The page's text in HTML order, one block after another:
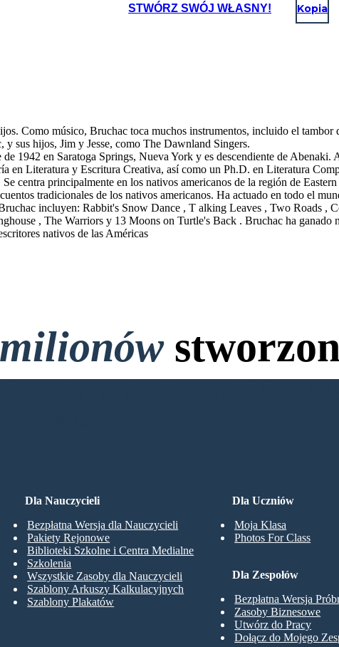
STWÓRZ SWÓJ WŁASNY! Kopia
Como músico, Bruchac toca muchos instrumentos, incluido el
y sus hijos, Jim y Jesse, como The Dawnland Singers.
1942 en Saratoga Springs, Nueva York y es descendiente de
en Literatura y Escritura Creativa, así como un Ph.D. en Literatura
centra principalmente en los nativos americanos de la región de
tradicionales de los nativos americanos. Ha actuado en todo el
incluyen: Rabbit's Snow Dance , T alking Leaves , Two Roads
, The Warriors y 13 Moons on Turtle's Back . Bruchac ha ganado
nativos de las Américas
Karty Kredytowej i bez
Dla Uczniów
Moja Klasa
Photos For Class
Dla Nauczycieli
Bezpłatna Wersja dla Nauczycieli
Pakiety Rejonowe
Biblioteki Szkolne i Centra Medialne
Szkolenia
Wszystkie Zasoby dla Nauczycieli
Szablony Arkuszy Kalkulacyjnych
Szablony Plakatów
Dla Zespołów
Bezpłatna Wersja
Zasoby Biznesowe
Utwórz do Pracy
Dołącz do Mojego